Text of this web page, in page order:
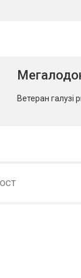
Ветеран галузі